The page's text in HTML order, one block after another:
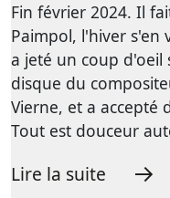
Fin février 2024. Il
Paimpol, l'hiver s'en
a jeté un coup d'oeil
disque du
Vierne, et a accepté
Tout est douceur
Lire la suite